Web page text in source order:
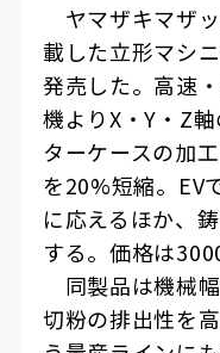
ヤマザキマザ
載した立形マシ
発売した。高速
機よりX・Y・Z
ターケースの加
を20%短縮。EV
に応えるほか、
する。価格は
同製品は機械
切粉の排出性を